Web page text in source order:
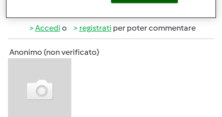
In cima
Accedi o registrati per poter commentare
Anonimo (non verificato)